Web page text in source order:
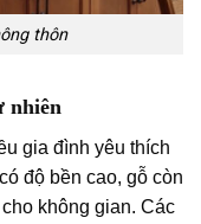
thôn
nhiên
gia đình yêu thích
độ bền cao, gỗ còn
không gian. Các